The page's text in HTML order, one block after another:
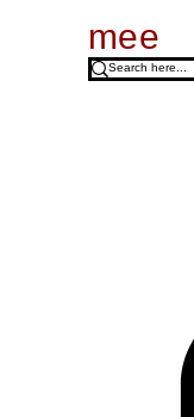
mee